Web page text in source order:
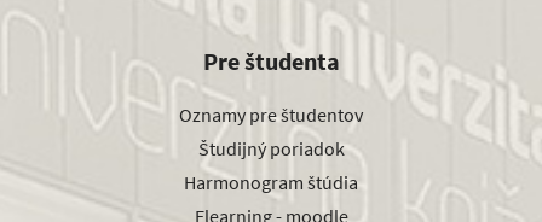
Pre študenta
Oznamy pre študentov
Študijný poriadok
Harmonogram štúdia
Elearning - moodle